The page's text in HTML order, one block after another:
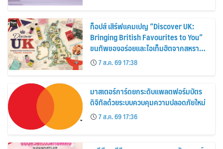
ท็อปส์ เสิร์ฟแคมเปญ “Discover UK:
Bringing British Favourites to You”
ขนทัพของอร่อยและไอเท็มฮิตจากสหราช
อาณาจักร ส่งตรงถึงมือตั้งแต่วันนี้ – 18
สิงหาคมนี้
7 ส.ค. 69 17:38
มาสเตอร์การ์ดยกระดับแพลตฟอร์มบัตร
ดิจิทัลด้วยระบบควบคุมความปลอดภัยใหม่
7 ส.ค. 69 17:36